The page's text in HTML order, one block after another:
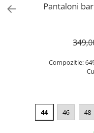
Pantaloni
Compozitie:
44 46 48